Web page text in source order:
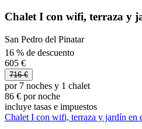
Chalet I con wifi, terraza y
San Pedro del Pinatar
16 % de descuento
605 €
716 €
por 7 noches y 1 chalet
86 € por noche
incluye tasas e impuestos
Chalet I con wifi, terraza y jardín en